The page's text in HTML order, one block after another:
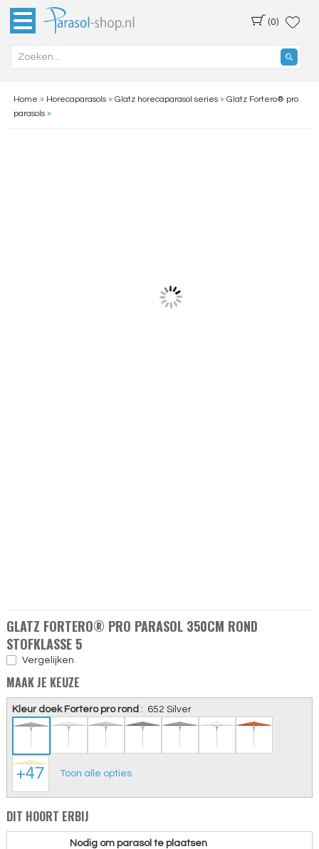
(0)
Home » Horecaparasols» Glatz horecaparasol series» Glatz Fortero® pro
parasols»
GLATZ FORTERO® PRO PARASOL 350CM ROND
STOFKLASSE 5
Vergelijken
MAAK JE KEUZE
Kleur doek Fortero pro rond : 652 Silver
+47 Toon alle opties
DIT HOORT ERBIJ
Nodig om parasol te plaatsen